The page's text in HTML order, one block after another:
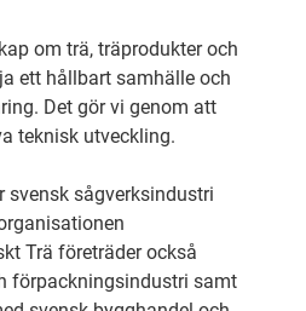
om trä, träprodukter och
ett hållbart samhälle och
Det gör vi genom att
teknisk utveckling.
svensk sågverksindustri
Trä företräder också
förpackningsindustri samt